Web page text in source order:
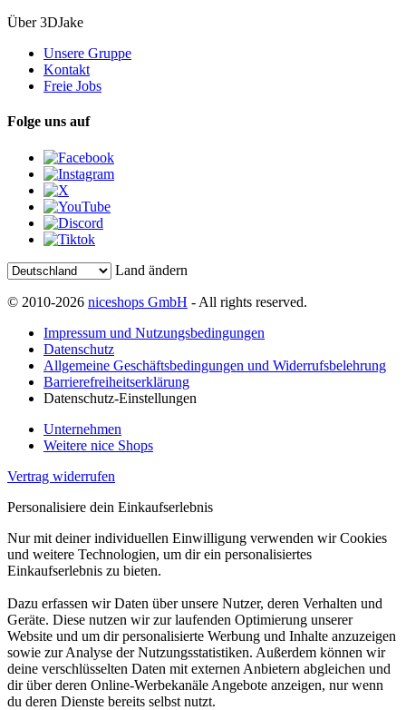
Über 3DJake
Unsere Gruppe
Kontakt
Freie Jobs
Folge uns auf
Land ändern
© 2010-2026 niceshops GmbH - All rights reserved.
Impressum und Nutzungsbedingungen
Datenschutz
Allgemeine Geschäftsbedingungen und Widerrufsbelehrung
Barrierefreiheitserklärung
Datenschutz-Einstellungen
Unternehmen
Weitere nice Shops
Vertrag widerrufen
Personalisiere dein Einkaufserlebnis
Nur mit deiner individuellen Einwilligung verwenden wir Cookies
und weitere Technologien, um dir ein personalisiertes
Einkaufserlebnis zu bieten.
Dazu erfassen wir Daten über unsere Nutzer, deren Verhalten und
Geräte. Diese nutzen wir zur laufenden Optimierung unserer
Website und um dir personalisierte Werbung und Inhalte anzuzeigen
sowie zur Analyse der Nutzungsstatistiken. Außerdem können wir
deine verschlüsselten Daten mit externen Anbietern abgleichen und
dir über deren Online-Werbekanäle Angebote anzeigen, nur wenn
du deren Dienste bereits selbst nutzt.